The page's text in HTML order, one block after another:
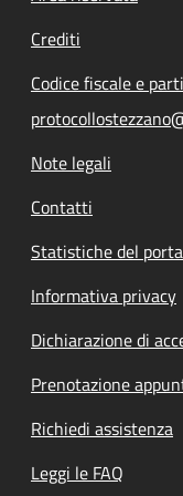
Crediti
Codice fiscale e
Note legali
Contatti
Statistiche del
Informativa privacy
Dichiarazione di
Prenotazione
Richiedi assistenza
Leggi le FAQ